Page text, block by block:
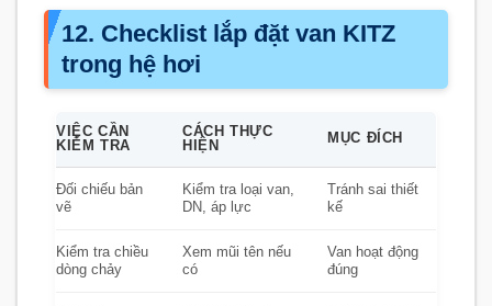
12. Checklist lắp đặt van KITZ
trong hệ hơi
VIỆC CẦN
KIỂM TRA
CÁCH THỰC
HIỆN
MỤC ĐÍCH
Đối chiếu bản
vẽ
Kiểm tra loại van,
DN, áp lực
Tránh sai thiết
kế
Kiểm tra chiều
dòng chảy
Xem mũi tên nếu
có
Van hoạt động
đúng